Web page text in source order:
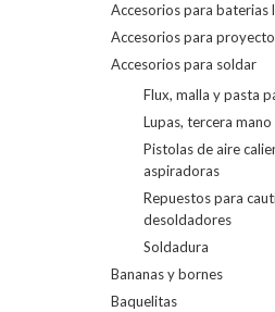
Accesorios para baterias
Accesorios para
Accesorios para soldar
Flux, malla y pasta
Lupas, tercera mano
Pistolas de aire
aspiradoras
Repuestos para
desoldadores
Soldadura
Bananas y bornes
Baquelitas